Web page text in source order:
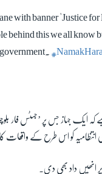
with banner "Justice
behind this we all know
جہاز جس پر ’جسٹس فار
کو اس طرح کے واقعات
انھیں داد بھی دی۔